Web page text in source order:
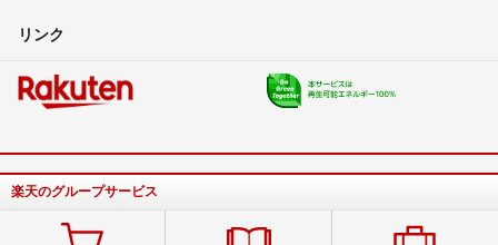
リンク
楽天のグループサービス